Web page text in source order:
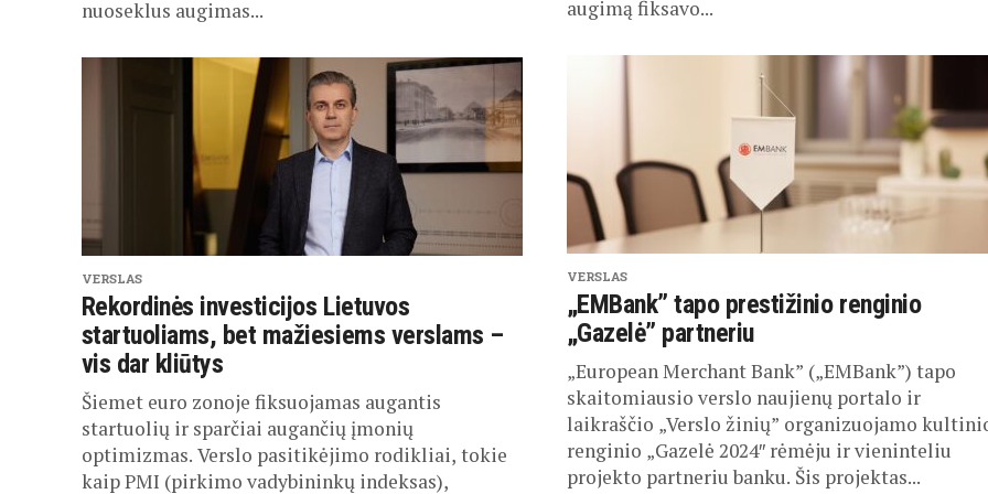
nuoseklus augimas...
VERSLAS
Rekordinės investicijos Lietuvos
startuoliams, bet mažiesiems verslams –
vis dar kliūtys
Šiemet euro zonoje fiksuojamas augantis
startuolių ir sparčiai augančių įmonių
optimizmas. Verslo pasitikėjimo rodikliai, tokie
kaip PMI (pirkimo vadybininkų indeksas),
augimą fiksavo...
VERSLAS
„EMBank” tapo prestižinio renginio
„Gazelė” partneriu
„European Merchant Bank” („EMBank”) tapo
skaitomiausio verslo naujienų portalo ir
laikraščio „Verslo žinių” organizuojamo
renginio „Gazelė 2024″ rėmėju ir vieninteliu
projekto partneriu banku. Šis projektas...